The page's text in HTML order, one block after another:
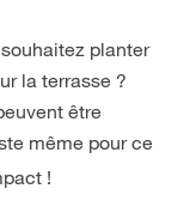
planter
la terrasse ?
être
même pour ce
!